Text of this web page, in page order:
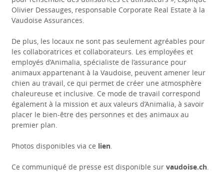
Olivier Dessauges, responsable Corporate Real Estate à la
Vaudoise Assurances.
De plus, les locaux ne sont pas seulement agréables pour
les collaboratrices et collaborateurs. Les employées et
employés d’Animalia, spécialiste de l’assurance pour
animaux appartenant à la Vaudoise, peuvent amener leur
chien au travail, ce qui permet de créer une atmosphère
chaleureuse et inclusive. Ce mode de travail correspond
également à la mission et aux valeurs d’Animalia, à savoir
placer le bien-être des personnes et des animaux au
premier plan.
Photos disponibles via ce lien.
Ce communiqué de presse est disponible sur vaudoise.ch.